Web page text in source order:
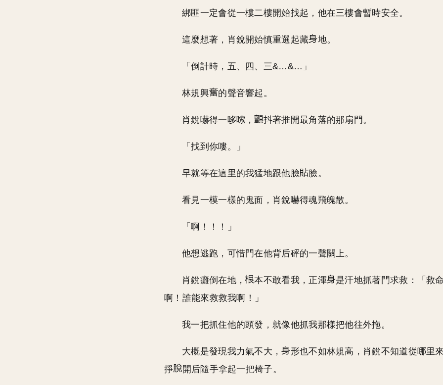
綁匪一定會從一樓二樓開始找起，他在三樓會暫時安全。
這麼想著，肖銳開始慎重選起藏 地。
「倒計時，五、四、三&…&…」
林規興 的聲音響起。
肖銳嚇得一哆嗦， 抖著推開最角落的那扇門。
「找到你嘍。」
早就等在這里的我猛地跟他臉 臉。
看見一模一樣的鬼面，肖銳嚇得魂飛魄散。
「啊！！！」
他想逃跑，可惜門在他背后砰的一聲關上。
肖銳癱倒在地， 本不敢看我，正渾
是汗地抓著門求救：「
啊！誰能來救救我啊！」
我一把抓住他的頭發，就像他抓我那樣把他往外拖。
大概是發現我力氣不大，
形也不如林規高，肖銳不知道從哪里
掙
開后隨手拿起一把椅子。